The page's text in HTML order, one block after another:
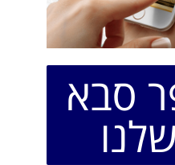
סבא
שלנו